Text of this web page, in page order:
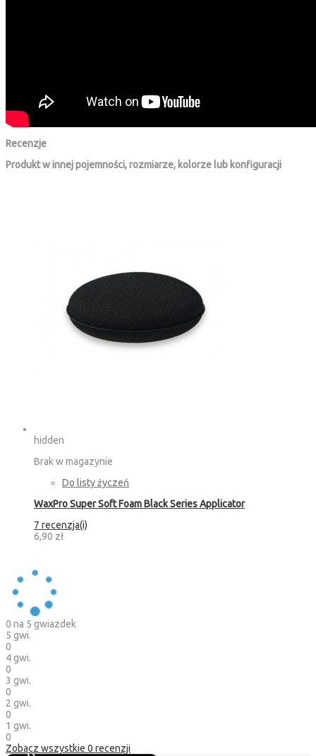
Recenzje
Produkt w innej pojemności, rozmiarze, kolorze lub konfiguracji
hidden
Brak w magazynie
Do listy życzeń
WaxPro Super Soft Foam Black Series Applicator
7 recenzja(i)
6,90 zł
0 na 5 gwiazdek
5 gwi.
0
4 gwi.
0
3 gwi.
0
2 gwi.
0
1 gwi.
0
Zobacz wszystkie 0 recenzji